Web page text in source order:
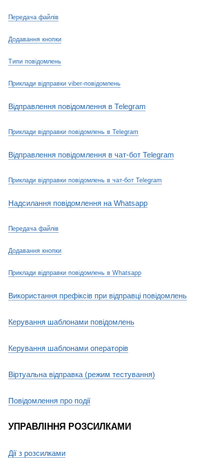
Передача файлів
Додавання кнопки
Типи повідомлень
Приклади відправки viber-повідомлень
Відправлення повідомлення в Telegram
Приклади відправки повідомлень в Telegram
Відправлення повідомлення в чат-бот Telegram
Приклади відправки повідомлень в чат-бот Telegram
Надсилання повідомлення на Whatsapp
Передача файлів
Додавання кнопки
Приклади відправки повідомлень в Whatsapp
Використання префіксів при відправці повідомлень
Керування шаблонами повідомлень
Керування шаблонами операторів
Віртуальна відправка (режим тестування)
Повідомлення про події
УПРАВЛІННЯ РОЗСИЛКАМИ
Дії з розсилками